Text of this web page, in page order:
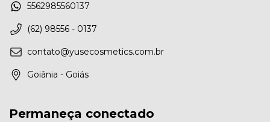
5562985560137
(62) 98556 - 0137
contato@yusecosmetics.com.br
Goiânia - Goiás
Permaneça conectado